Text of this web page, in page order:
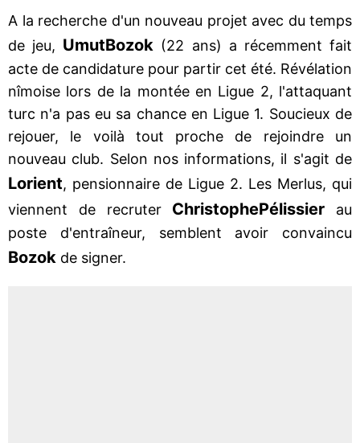
A la recherche d'un nouveau projet avec du temps
de jeu, UmutBozok (22 ans) a récemment fait
acte de candidature pour partir cet été. Révélation
nîmoise lors de la montée en Ligue 2, l'attaquant
turc n'a pas eu sa chance en Ligue 1. Soucieux de
rejouer, le voilà tout proche de rejoindre un
nouveau club. Selon nos informations, il s'agit de
Lorient, pensionnaire de Ligue 2. Les Merlus, qui
viennent de recruter ChristophePélissier au
poste d'entraîneur, semblent avoir convaincu
Bozok de signer.